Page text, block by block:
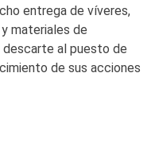
entrega de víveres,
materiales de
descarte al puesto de
de sus acciones